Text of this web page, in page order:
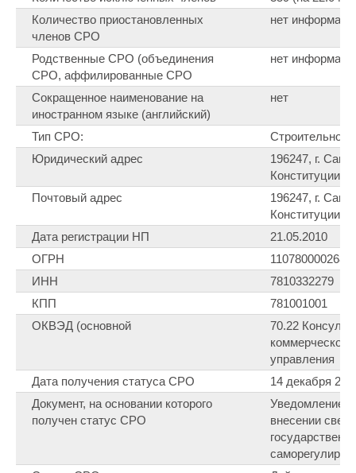
Количество приостановленных
членов СРО
нет
Родственные СРО (объединения
СРО, аффилированные СРО
нет
Сокращенное наименование на
иностранном языке (английский)
нет
Тип СРО:
Строительное
Юридический адрес
196247, г.
Конституции, 7
Почтовый адрес
196247, г.
Конституции, 7
Дата регистрации НП
21.05.2010
ОГРН
1107800002683
ИНН
7810332279
КПП
781001001
ОКВЭД (основной
70.22
коммерческой
управления
Дата получения статуса СРО
14 декабря
Документ, на основании которого
получен статус СРО
Уведомление
внесении